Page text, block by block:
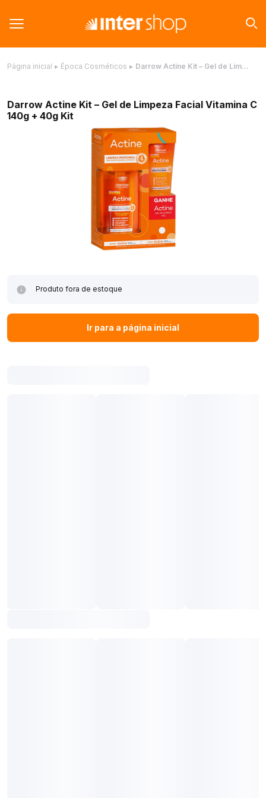
Página inicial ▸ Época Cosméticos ▸ Darrow Actine Kit – Gel de Lim…
Darrow Actine Kit – Gel de Limpeza Facial Vitamina C
140g + 40g Kit
Produto fora de estoque
Ir para a página inicial